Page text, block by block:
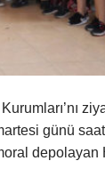
günü
depolayan